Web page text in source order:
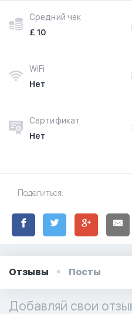
Средний чек
£ 10
WiFi
Нет
Сертификат
Нет
Поделиться:
Отзывы Посты
Добавляй свои